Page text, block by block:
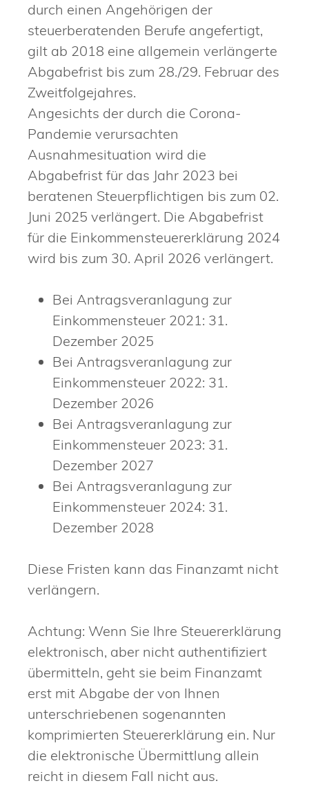
durch einen Angehörigen der
steuerberatenden Berufe angefertigt,
gilt ab 2018 eine allgemein verlängerte
Abgabefrist bis zum 28./29. Februar des
Zweitfolgejahres.
Angesichts der durch die Corona-
Pandemie verursachten
Ausnahmesituation wird die
Abgabefrist für das Jahr 2023 bei
beratenen Steuerpflichtigen bis zum 02.
Juni 2025 verlängert. Die Abgabefrist
für die Einkommensteuererklärung 2024
wird bis zum 30. April 2026 verlängert.
Bei Antragsveranlagung zur
Einkommensteuer 2021: 31.
Dezember 2025
Bei Antragsveranlagung zur
Einkommensteuer 2022: 31.
Dezember 2026
Bei Antragsveranlagung zur
Einkommensteuer 2023: 31.
Dezember 2027
Bei Antragsveranlagung zur
Einkommensteuer 2024: 31.
Dezember 2028
Diese Fristen kann das Finanzamt nicht
verlängern.
Achtung: Wenn Sie Ihre Steuererklärung
elektronisch, aber nicht authentifiziert
übermitteln, geht sie beim Finanzamt
erst mit Abgabe der von Ihnen
unterschriebenen sogenannten
komprimierten Steuererklärung ein. Nur
die elektronische Übermittlung allein
reicht in diesem Fall nicht aus.